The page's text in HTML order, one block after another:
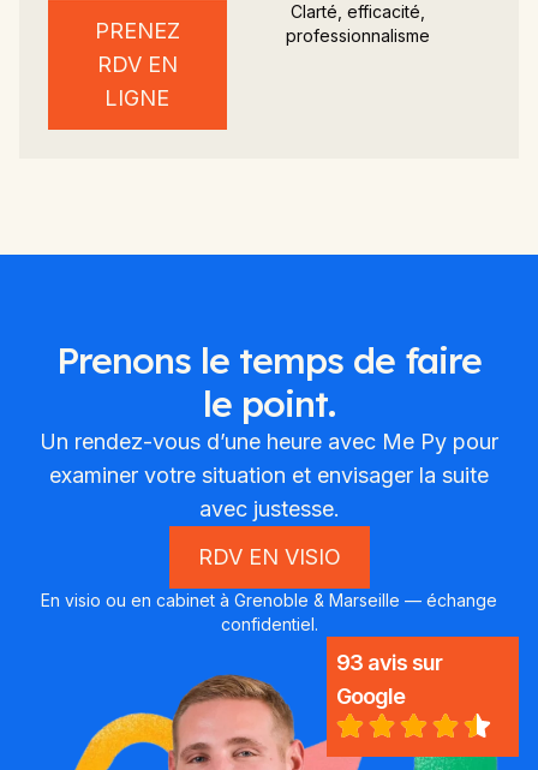
PRENEZ
RDV EN
LIGNE
Clarté, efficacité,
professionnalisme
Prenons le temps de faire
le point.
Un rendez-vous d’une heure avec Me Py pour
examiner votre situation et envisager la suite
avec justesse.
RDV EN VISIO
En visio ou en cabinet à Grenoble & Marseille — échange
confidentiel.
93 avis sur
Google